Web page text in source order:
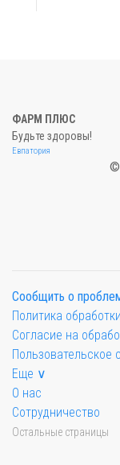
ФАРМ ПЛЮС
Будьте здоровы!
Евпатория
©
Сообщить о
Политика
Согласие на
Пользовательское
Еще ∨
О нас
Сотрудничество
Остальные страницы